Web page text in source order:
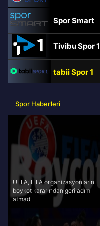
Spor Smart
Tivibu Spor 1
tabii Spor 1
tabii Spor
A Spor
Tivibu Spor
Spor Haberleri
UEFA, FIFA organizasyonlarını
boykot kararından geri adım
atmadı